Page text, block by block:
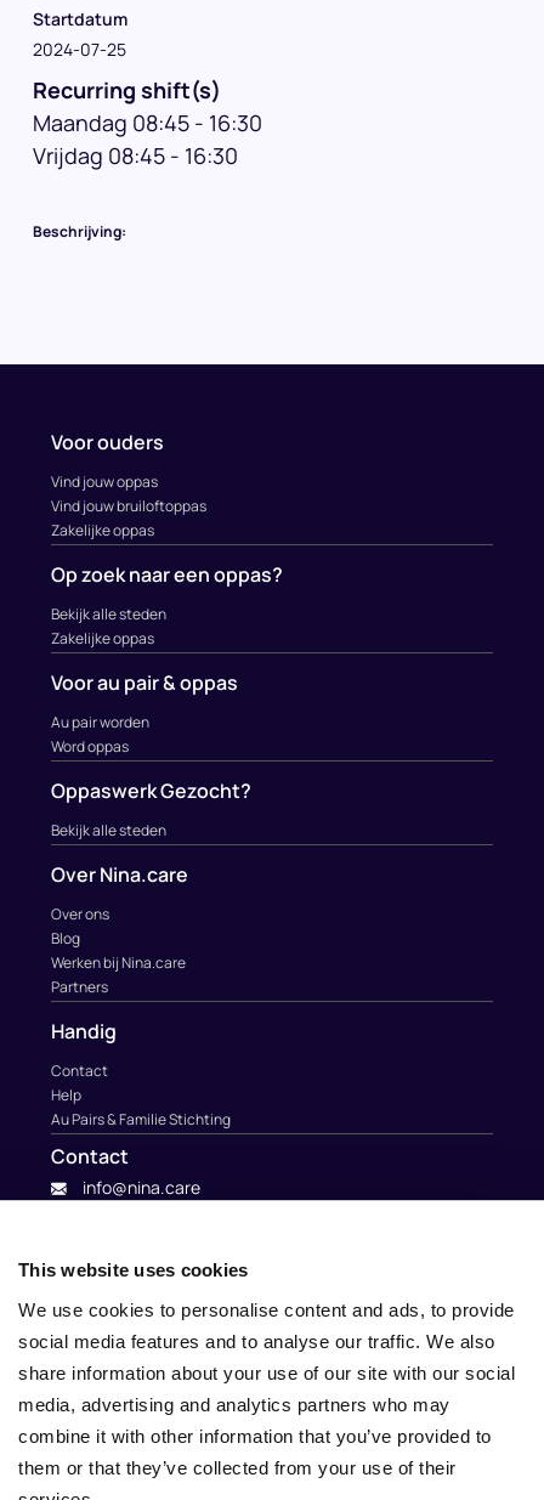
This website uses cookies
We use cookies to personalise content and ads, to provide
social media features and to analyse our traffic. We also
share information about your use of our site with our social
media, advertising and analytics partners who may
combine it with other information that you’ve provided to
them or that they’ve collected from your use of their
Startdatum
2024-07-25
Recurring shift(s)
Maandag 08:45 - 16:30
Vrijdag 08:45 - 16:30
Beschrijving:
Voor ouders
Vind jouw oppas
Vind jouw bruiloftoppas
Zakelijke oppas
Op zoek naar een oppas?
Bekijk alle steden
Zakelijke oppas
Voor au pair & oppas
Au pair worden
Word oppas
Oppaswerk Gezocht?
Bekijk alle steden
Over Nina.care
Over ons
Blog
Werken bij Nina.care
Partners
Handig
Contact
Help
Au Pairs & Familie Stichting
Contact
info@nina.care